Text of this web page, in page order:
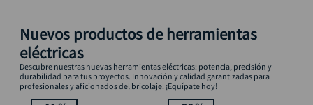
Nuevos productos de herramientas
eléctricas
Descubre nuestras nuevas herramientas eléctricas: potencia, precisión y
durabilidad para tus proyectos. Innovación y calidad garantizadas para
profesionales y aficionados del bricolaje. ¡Equípate hoy!